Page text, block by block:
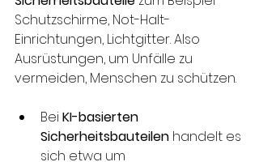
Schutzschirme, Not-Halt-
Einrichtungen, Lichtgitter. Also
Ausrüstungen, um Unfälle zu
vermeiden, Menschen zu schützen.
Bei KI-basierten
Sicherheitsbauteilen handelt es
sich etwa um